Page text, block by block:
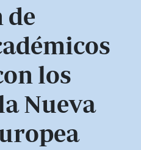
de
los
Nueva